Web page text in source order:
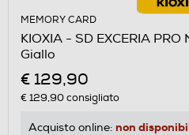
MEMORY CARD
KIOXIA - SD EXCERIA
Giallo
€ 129,90
€ 129,90consigliato
Acquisto online: non